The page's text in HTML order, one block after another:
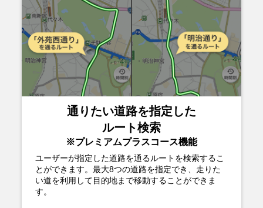
通りたい道路を指定した
ルート検索
※プレミアムプラスコース機能
ユーザーが指定した道路を通るルートを検索するこ
とができます。最大8つの道路を指定でき、走りた
い道を利用して目的地まで移動することができま
す。